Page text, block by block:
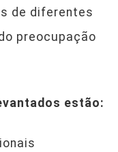
de diferentes
preocupação
estão: